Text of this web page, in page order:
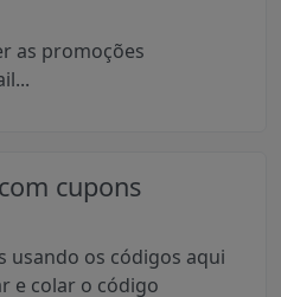
as promoções
cupons
usando os códigos aqui
e colar o código